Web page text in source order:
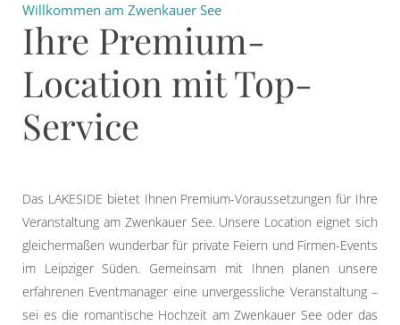
Willkommen am Zwenkauer See
Ihre Premium-
Location mit Top-
Service
Das LAKESIDE bietet Ihnen Premium-Voraussetzungen für Ihre
Veranstaltung am Zwenkauer See. Unsere Location eignet sich
gleichermaßen wunderbar für private Feiern und Firmen-Events
im Leipziger Süden. Gemeinsam mit Ihnen planen unsere
erfahrenen Eventmanager eine unvergessliche Veranstaltung –
sei es die romantische Hochzeit am Zwenkauer See oder das